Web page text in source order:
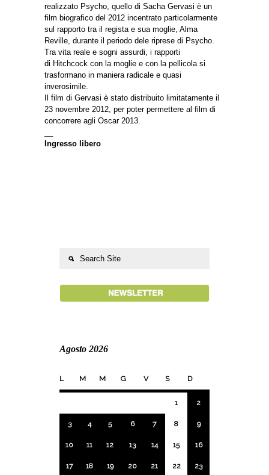
realizzato Psycho, quello di Sacha Gervasi è un
film biografico del 2012 incentrato particolarmente
sul rapporto tra il regista e sua moglie, Alma
Reville, durante il periodo dele riprese di Psycho.
Tra vita reale e sogni assurdi, i rapporti
di Hitchcock con la moglie e con la pellicola si
trasformano in maniera radicale e quasi
inverosimile.
Il film di Gervasi è stato distribuito limitatamente il
23 novembre 2012, per poter permettere al film di
concorrere agli Oscar 2013.
Ingresso libero
Agosto 2026
L M M G V S D
1 2
3 4 5 6 7 8 9
10 11 12 13 14 15 16
17 18 19 20 21 22 23